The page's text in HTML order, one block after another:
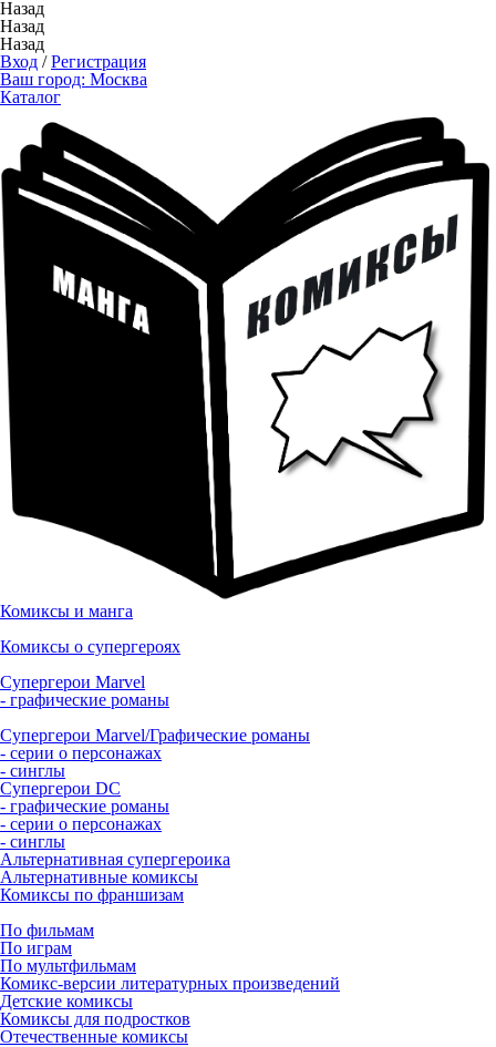
Назад
Назад
Назад
Вход /Регистрация
Ваш город: Москва
Каталог
Комиксы и манга
Комиксы о супергероях
Супергерои Marvel
- графические романы
Супергерои Marvel/Графические романы
- серии о персонажах
- синглы
Супергерои DC
- графические романы
- серии о персонажах
- синглы
Альтернативная супергероика
Альтернативные комиксы
Комиксы по франшизам
По фильмам
По играм
По мультфильмам
Комикс-версии литературных произведений
Детские комиксы
Комиксы для подростков
Отечественные комиксы